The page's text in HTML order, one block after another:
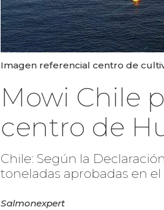
Imagen referencial centro de
Mowi Chile
centro de
Chile: Según la
toneladas aprobadas en
Salmonexpert